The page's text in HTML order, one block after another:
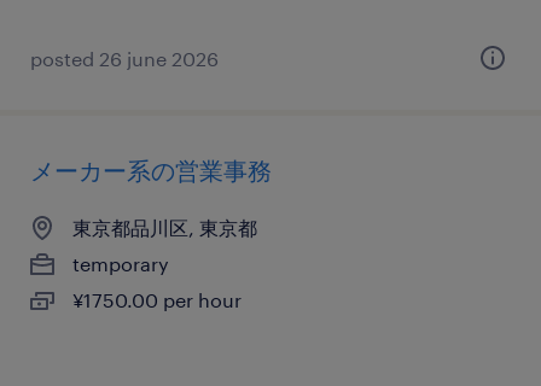
posted 26 june 2026
メーカー系の営業事務
東京都品川区, 東京都
temporary
¥1750.00 per hour